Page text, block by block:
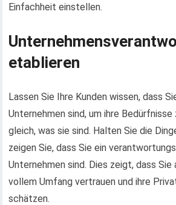
Einfachheit einstellen.
etablieren
Lassen Sie Ihre Kunden wissen, dass
Unternehmen sind, um ihre Bedürfnisse
gleich, was sie sind. Halten Sie die
zeigen Sie, dass Sie ein
Unternehmen sind. Dies zeigt, dass Sie
vollem Umfang vertrauen und ihre
schätzen.